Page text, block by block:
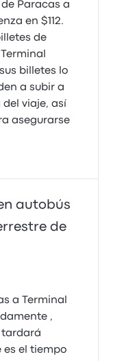
Paracas a
en $112.
de
billetes lo
a subir a
viaje, así
asegurarse
autobús
de
a Terminal
,
tardará
es el tiempo